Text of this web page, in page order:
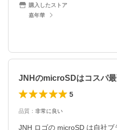
購入したストア
嘉年華
JNHのmicroSDはコスパ
5
品質 ： 非常に良い
JNH ロゴの microSD は自社ブ